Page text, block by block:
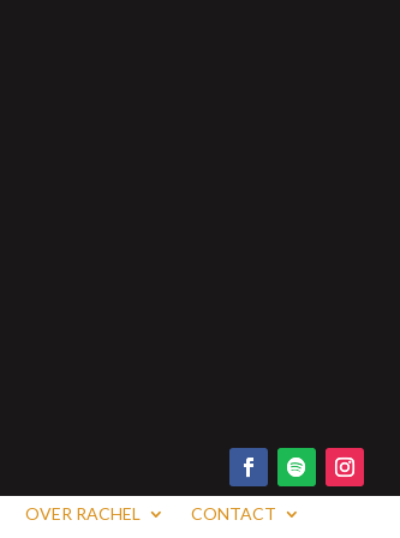
OVER RACHEL CONTACT